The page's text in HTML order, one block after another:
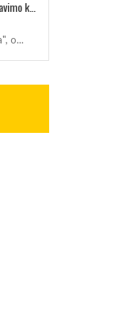
BAIGĖ FORMUOTI KOMANDĄ: Statybų ir teritorijų planavimo klausimus kuruos architektė
o...